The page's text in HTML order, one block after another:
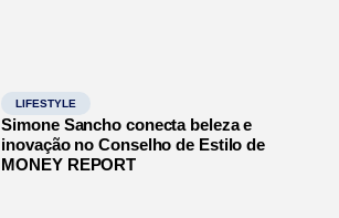
LIFESTYLE
Simone Sancho conecta beleza e
inovação no Conselho de Estilo de
MONEY REPORT